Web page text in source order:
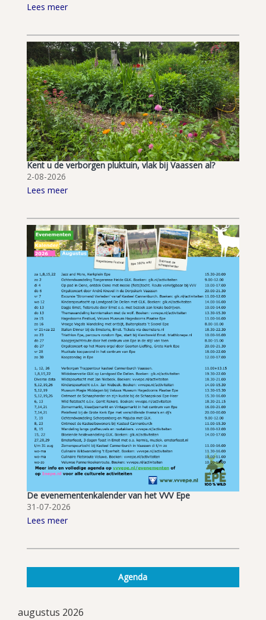
Lees meer
Kent u de verborgen pluktuin, vlak bij Vaassen al?
2-08-2026
Lees meer
De evenementenkalender van het VVV Epe
31-07-2026
Lees meer
Agenda
augustus 2026